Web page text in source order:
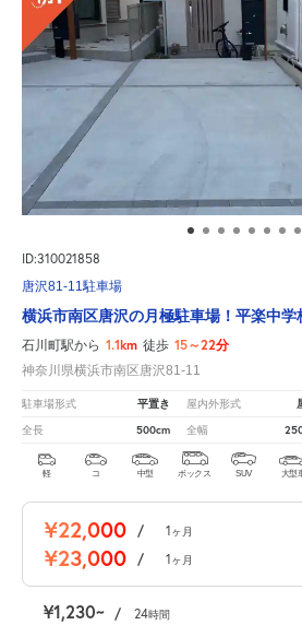
ID:310021858
唐沢81-11駐車場
横浜市南区唐沢の月極駐車場！平楽中学
石川町駅から 1.1km 徒歩 15～22分
神奈川県横浜市南区唐沢81-11
駐車場形式 平置き 屋内外形式
全長 500cm 全幅
軽 コ 中型 ボックス SUV 大型
¥22,000 / 1ヶ月
¥23,000 / 1ヶ月
¥1,230 / 24時間